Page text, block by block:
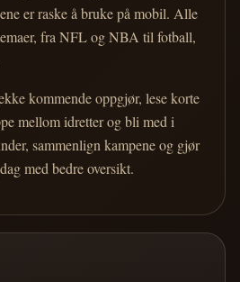
er raske å bruke på mobil. Alle
fra NFL og NBA til fotball,
kommende oppgjør, lese korte
mellom idretter og bli med i
sammenlign kampene og gjør
med bedre oversikt.